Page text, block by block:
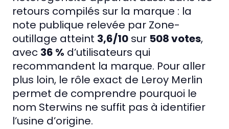
retours compilés sur la marque : la
note publique relevée par Zone-
outillage atteint 3,6/10 sur 508 votes,
avec 36 % d’utilisateurs qui
recommandent la marque. Pour aller
plus loin, le rôle exact de Leroy Merlin
permet de comprendre pourquoi le
nom Sterwins ne suffit pas à identifier
l’usine d’origine.